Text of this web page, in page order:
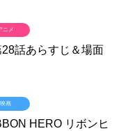
28話あらすじ＆場面
ニメ
HERO リボンヒ
映画